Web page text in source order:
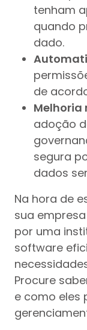
tenham
quando
dado.
de
Melhoria
adoção
segura
dados
Na hora de
sua
por uma
software
Procure
e como eles